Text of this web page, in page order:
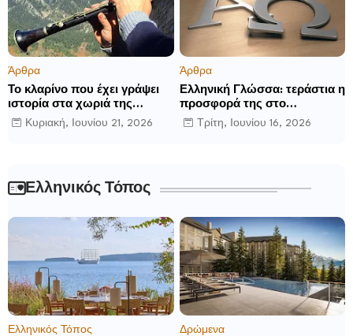
Άρθρα
Το κλαρίνο που έχει γράψει
ιστορία στα χωριά της
Ρούμελης
Κυριακή, Ιουνίου 21, 2026
Άρθρα
Ελληνική Γλώσσα: τεράστια η
προσφορά της στο
παγκόσμιο γίγνεσθαι.
Τρίτη, Ιουνίου 16, 2026
Ελληνικός Τόπος
Ελληνικός Τόπος Δρώμενα